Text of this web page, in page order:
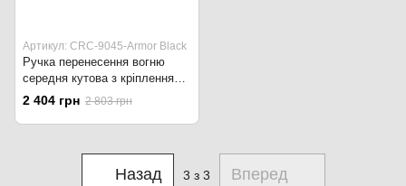
Артикул: CRC-9045-Armor Black
Ручка перенесення вогню
середня кутова з кріпленням
M-LOK CRC-9045-Coyote Tan.
Coyote/Coyote
2 404 грн 2 803 грн
Назад 3 з 3 Вперед